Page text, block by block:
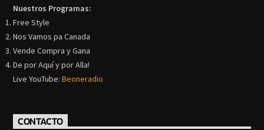
Nuestros Programas:
Free Style
Nos Vamos pa Canada
Vende Compra y Gana
De por Aquí y por Alla!
Live YouTube:Beoneradio
CONTACTO